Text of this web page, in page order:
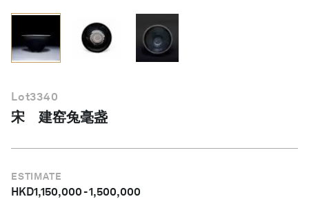
Lot3340
宋 建窑兔毫盏
ESTIMATE
HKD1,150,000-1,500,000